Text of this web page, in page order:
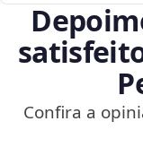
Confira a